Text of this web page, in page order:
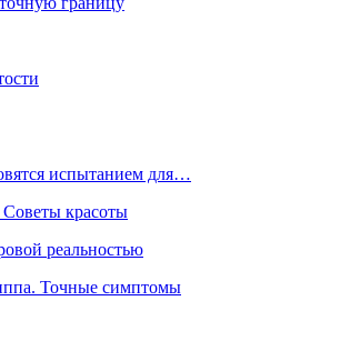
испытанием для…
красоты
реальностью
Точные симптомы